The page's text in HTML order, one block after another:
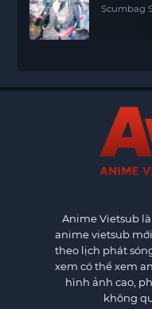
Scumbag
Anime Vietsub
anime vietsub
theo lịch phát
xem có thể xem
hình ảnh cao,
không